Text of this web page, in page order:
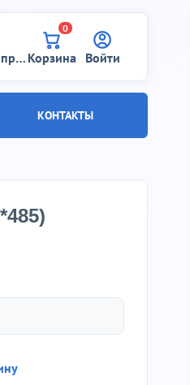
0
Корзина Войти
КОНТАКТЫ